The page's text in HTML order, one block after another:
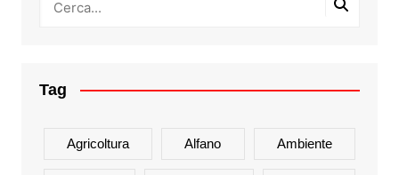
Tag
Agricoltura Alfano Ambiente